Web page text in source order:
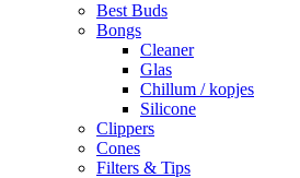
Best Buds
Bongs
Cleaner
Glas
Chillum / kopjes
Silicone
Clippers
Cones
Filters & Tips